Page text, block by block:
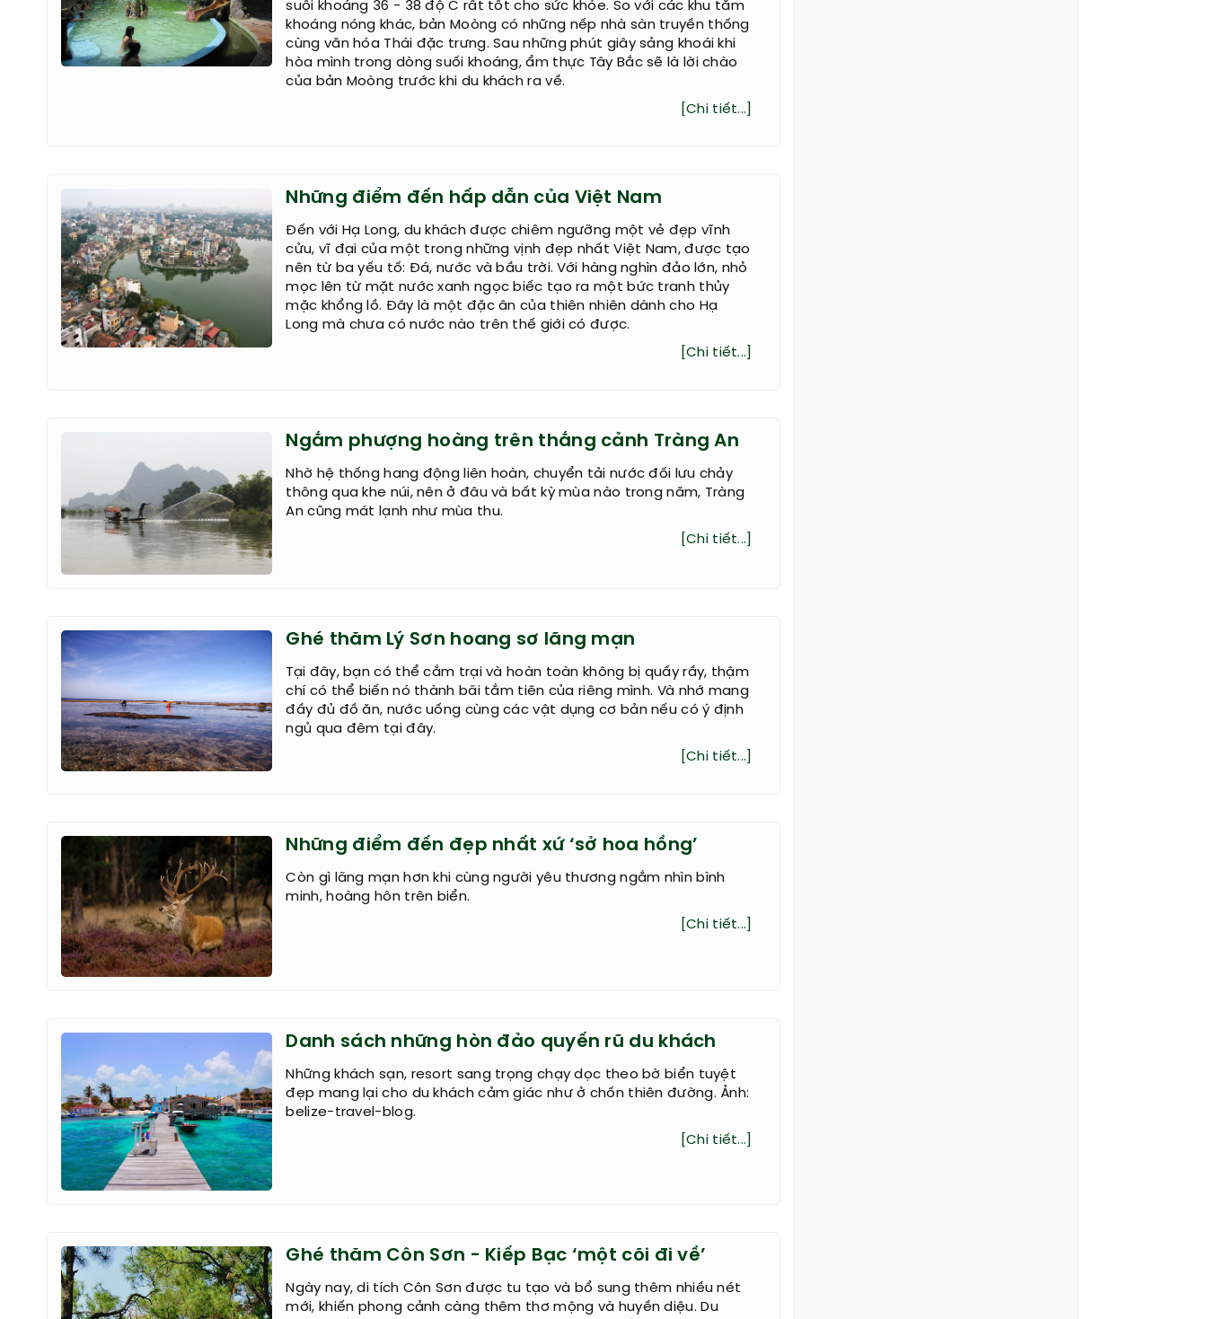
suối khoáng 36 - 38 độ C rất tốt cho sức khỏe. So với các khu tắm
khoáng nóng khác, bản Moòng có những nếp nhà sàn truyền thống
cùng văn hóa Thái đặc trưng. Sau những phút giây sảng khoái khi
hòa mình trong dòng suối khoáng, ẩm thực Tây Bắc sẽ là lời chào
của bản Moòng trước khi du khách ra về.
[Chi tiết...]
Những điểm đến hấp dẫn của Việt Nam
Đến với Hạ Long, du khách được chiêm ngưỡng một vẻ đẹp vĩnh
cửu, vĩ đại của một trong những vịnh đẹp nhất Việt Nam, được tạo
nên từ ba yếu tố: Đá, nước và bầu trời. Với hàng nghìn đảo lớn, nhỏ
mọc lên từ mặt nước xanh ngọc biếc tạo ra một bức tranh thủy
mặc khổng lồ. Đây là một đặc ân của thiên nhiên dành cho Hạ
Long mà chưa có nước nào trên thế giới có được.
[Chi tiết...]
Ngắm phượng hoàng trên thắng cảnh Tràng An
Nhờ hệ thống hang động liên hoàn, chuyển tải nước đối lưu chảy
thông qua khe núi, nên ở đâu và bất kỳ mùa nào trong năm, Tràng
An cũng mát lạnh như mùa thu.
[Chi tiết...]
Ghé thăm Lý Sơn hoang sơ lãng mạn
Tại đây, bạn có thể cắm trại và hoàn toàn không bị quấy rầy, thậm
chí có thể biến nó thành bãi tắm tiên của riêng mình. Và nhớ mang
đầy đủ đồ ăn, nước uống cùng các vật dụng cơ bản nếu có ý định
ngủ qua đêm tại đây.
[Chi tiết...]
Những điểm đến đẹp nhất xứ ‘sở hoa hồng’
Còn gì lãng mạn hơn khi cùng người yêu thương ngắm nhìn bình
minh, hoàng hôn trên biển.
[Chi tiết...]
Danh sách những hòn đảo quyến rũ du khách
Những khách sạn, resort sang trọng chạy dọc theo bờ biển tuyệt
đẹp mang lại cho du khách cảm giác như ở chốn thiên đường. Ảnh:
belize-travel-blog.
[Chi tiết...]
Ghé thăm Côn Sơn - Kiếp Bạc ‘một cõi đi về’
Ngày nay, di tích Côn Sơn được tu tạo và bổ sung thêm nhiều nét
mới, khiến phong cảnh càng thêm thơ mộng và huyền diệu. Du